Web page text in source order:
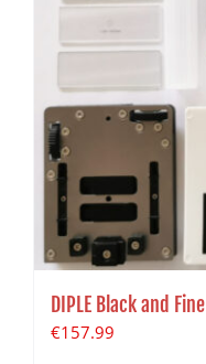
DIPLE Black and Fine
€157.99